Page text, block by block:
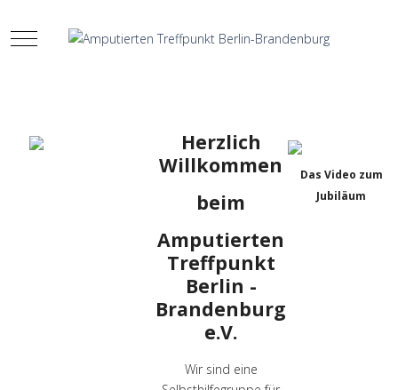
Mobile Menu Toggle
Herzlich
Willkommen
beim
Amputierten
Treffpunkt
Berlin -
Brandenburg
e.V.
Wir sind eine
Das Video zum
Jubiläum